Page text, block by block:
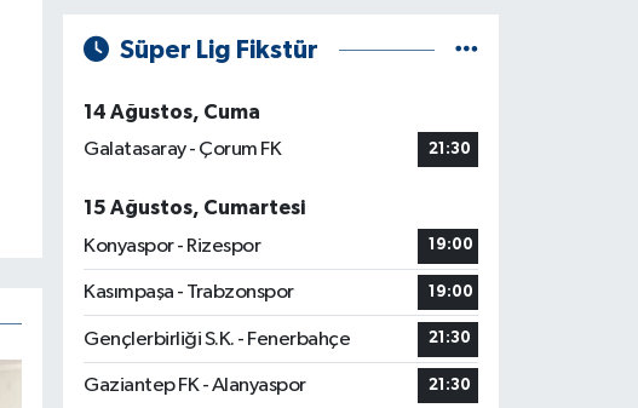
Süper Lig Fikstür
14 Ağustos, Cuma
Galatasaray - Çorum FK
21:30
15 Ağustos, Cumartesi
Konyaspor - Rizespor
19:00
Kasımpaşa - Trabzonspor 19:00
Gençlerbirliği S.K. - Fenerbahçe 21:30
Gaziantep FK - Alanyaspor 21:30